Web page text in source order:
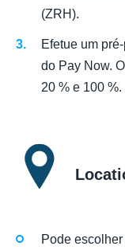
(ZRH).
Efetue um
do Pay Now.
20 % e 100 %.
Pode